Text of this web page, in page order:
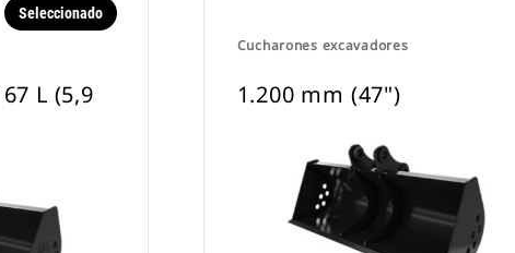
Seleccionado
L (5,9
Cucharones excavadores
1.200 mm (47")